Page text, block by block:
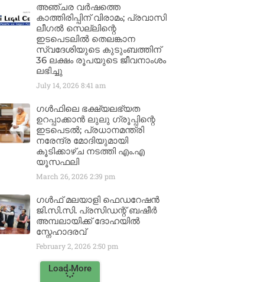
അഞ്ചര വർഷത്തെ
കാത്തിരിപ്പിന് വിരാമം; പ്രവാസി
ലീഗൽ സെല്ലിന്റെ
ഇടപെടലിൽ തെലങ്കാന
സ്വദേശിയുടെ കുടുംബത്തിന്
36 ലക്ഷം രൂപയുടെ ജീവനാംശം
ലഭിച്ചു
July 14, 2026 8:41 am
ഗൾഫിലെ ഭക്ഷ്യലഭ്യത
ഉറപ്പാക്കാൻ ലുലു ഗ്രൂപ്പിന്റെ
ഇടപെടൽ; പ്രധാനമന്ത്രി
നരേന്ദ്ര മോദിയുമായി
കൂടിക്കാഴ്ച നടത്തി എം.എ
യൂസഫലി
March 26, 2026 2:39 pm
ഗൾഫ് മലയാളി ഫെഡറേഷൻ
ജി.സി.സി. പ്രസിഡന്റ് ബഷീർ
അമ്പലായിക്ക് ദോഹയിൽ
സ്നേഹാദരവ്
February 2, 2026 2:50 pm
Load More